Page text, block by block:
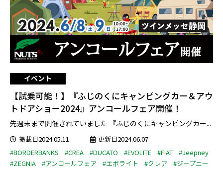
イベント
【試乗可能！】『ふじのくにキャンピングカー＆アウ
トドアショー2024』アンコールフェア開催！
先週末まで開催されていました 『ふじのくにキャンピングカー...
掲載日2024.05.11
更新日2024.06.07
#BORDERBANKS
#CREA #DUCATO #EVOLITE #FIAT
#Jeepney
#ZEGNIA
#アンコールフェア #エボライト #クレア
#ジープニー